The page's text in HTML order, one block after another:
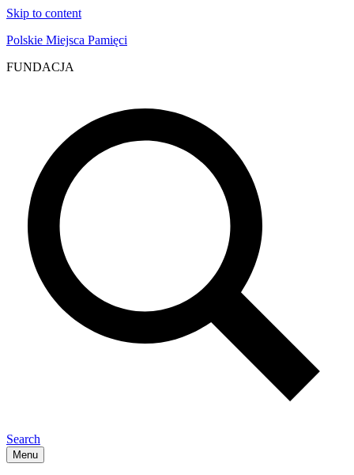
Skip to content
Polskie Miejsca Pamięci
FUNDACJA
Search
Menu